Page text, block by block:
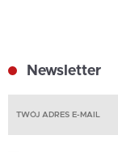
Newsletter